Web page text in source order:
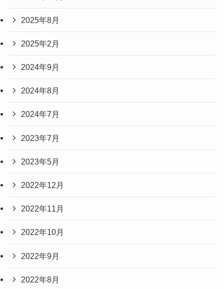
2025年8月
2025年2月
2024年9月
2024年8月
2024年7月
2023年7月
2023年5月
2022年12月
2022年11月
2022年10月
2022年9月
2022年8月